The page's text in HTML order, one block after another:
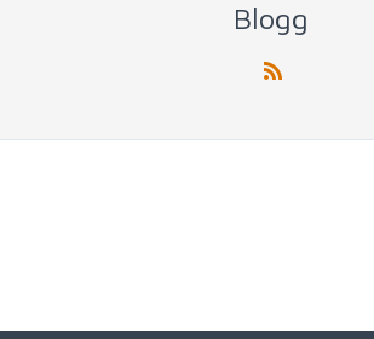
Blogg